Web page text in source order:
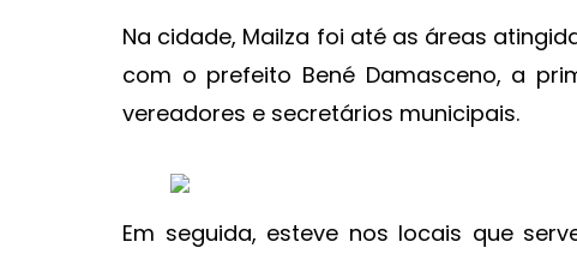
Na cidade, Mailza foi até as áreas
com o prefeito Bené Damasceno, a
vereadores e secretários municipais.
Em seguida, esteve nos locais que